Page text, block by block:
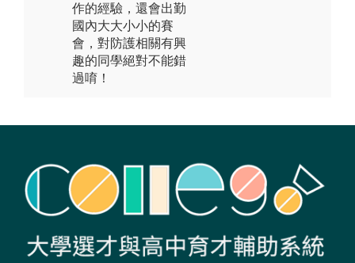
作的經驗，還會出勤
國內大大小小的賽
會，對防護相關有興
趣的同學絕對不能錯
過唷！